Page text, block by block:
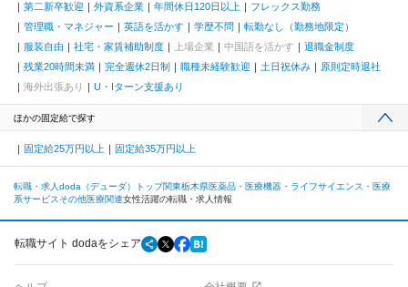
第二新卒歓迎 外資系企業 年間休日120日以上
フレックス勤務
管理職・マネジャー
英語を活かす 学歴不問
転勤なし（勤務地限定）
服装自由
社宅・家賃補助制度 上場企業 中国語を活かす
退職金制度
残業20時間未満
完全週休2日制 職種未経験歓迎 土日祝休み
原則定時退社
海外出張あり
U・Iターン支援あり
ほかの固定給で探す
固定給25万円以上 固定給35万円以上
転職・求人doda（デューダ）トップ関東栃木県医薬品・医療機器・ライフサイエンス・医療
系サービス その他医療関連女性活躍の転職・求人情報
転職サイト dodaをシェア